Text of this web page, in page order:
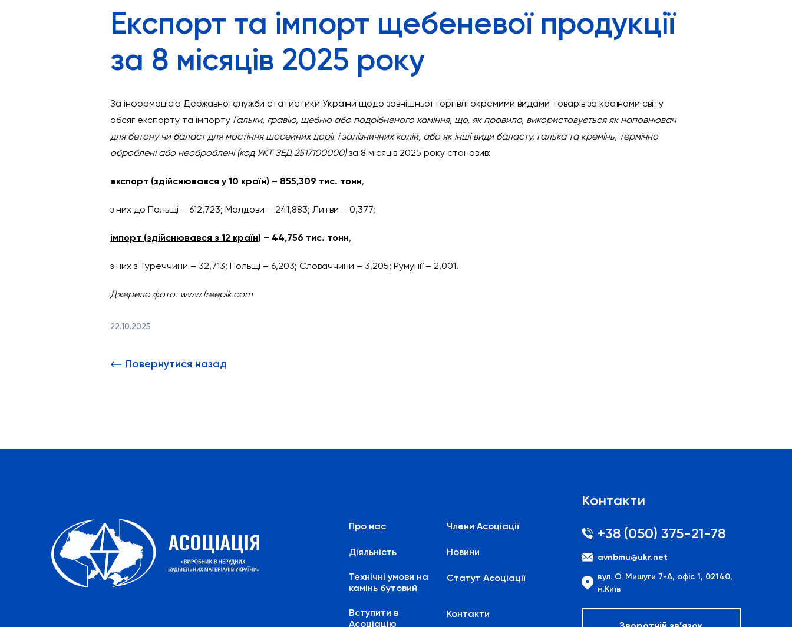
Експорт та імпорт щебеневої продукції
за 8 місяців 2025 року
За інформацією Державної служби статистики України щодо зовнішньої торгівлі окремими видами товарів за країнами світу
обсяг експорту та імпорту Гальки, гравію, щебню або подрібненого каміння, що, як правило, використовується як наповнювач
для бетону чи баласт для мостіння шосейних доріг і залізничних колій, або як інші види баласту, галька та кремінь, термічно
оброблені або необроблені (код УКТ ЗЕД 2517100000)за 8 місяців 2025 року становив:
експорт (здійснювався у 10 країн) – 855,309 тис. тонн,
з них до Польщі – 612,723; Молдови – 241,883; Литви – 0,377;
імпорт (здійснювався з 12 країн) – 44,756 тис. тонн,
з них з Туреччини – 32,713; Польщі – 6,203; Словаччини – 3,205; Румунії – 2,001.
Джерело фото: www.freepik.com
22.10.2025
Повернутися назад
Про нас Члени Асоціації
Діяльність Новини
Технічні умови на
камінь бутовий
Статут Асоціації
Вступити в
Асоціацію
Контакти
Контакти
+38 (050) 375-21-78
avnbmu@ukr.net
вул. О. Мишуги 7-А, офіс 1, 02140,
м.Київ